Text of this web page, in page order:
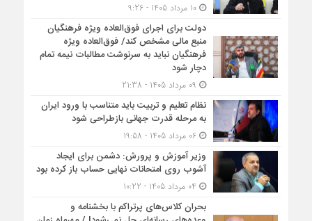
10 مرداد 1405 - 9:26
دولت برای اجرای فوق‌العاده ویژه فرهنگیان
منبع مالی مشخص کند/ فوق‌العاده ویژه
فرهنگیان نباید به سرنوشت مطالبات نیمه‌ تمام
دچار شود
نظام تعلیم و تربیت باید متناسب با ورود ایران
به مرحله قدرت جهانی بازطراحی شود
06 مرداد 1405 - 19:58
وزیر آموزش و پرورش: دشمن برای ایجاد
آشوب روی امتحانات نهایی حساب باز کرده بود
بحران کلاس‌های پرتراکم با بخشنامه و